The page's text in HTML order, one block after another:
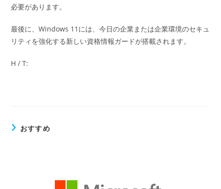
必要があります。
最後に、Windows 11には、今日の企業または企業環境のセキュ
リティを強化する新しい資格情報ガードが搭載されます。
H / T:
おすすめ